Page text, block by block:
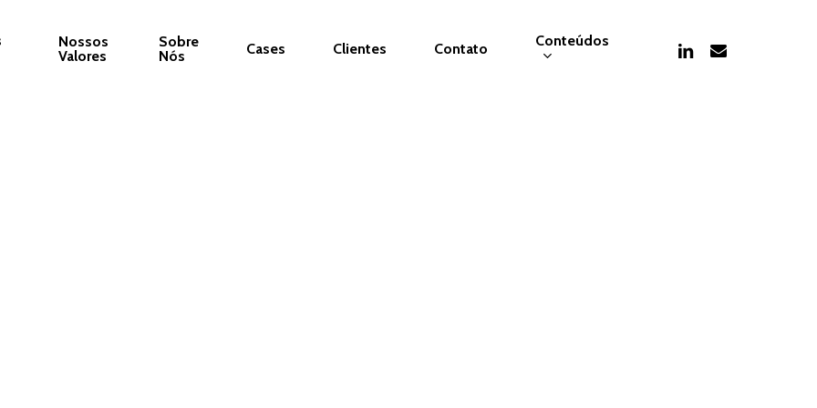
Nossos
Valores
Sobre
Nós
Cases Clientes Contato Conteúdos linkedinemail